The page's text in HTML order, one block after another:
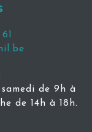
de 9h à
de 14h à 18h.